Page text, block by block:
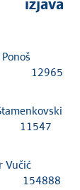
izjava
Ponoš
Vučić